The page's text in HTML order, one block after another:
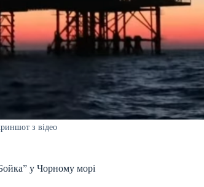
з відео
у Чорному морі